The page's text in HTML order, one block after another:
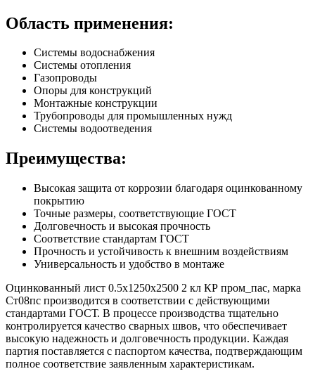
Область применения:
Системы водоснабжения
Системы отопления
Газопроводы
Опоры для конструкций
Монтажные конструкции
Трубопроводы для промышленных нужд
Системы водоотведения
Преимущества:
Высокая защита от коррозии благодаря оцинкованному
покрытию
Точные размеры, соответствующие ГОСТ
Долговечность и высокая прочность
Соответствие стандартам ГОСТ
Прочность и устойчивость к внешним воздействиям
Универсальность и удобство в монтаже
Оцинкованный лист 0.5х1250х2500 2 кл КР пром_пас, марка
Ст08пс производится в соответствии с действующими
стандартами ГОСТ. В процессе производства тщательно
контролируется качество сварных швов, что обеспечивает
высокую надежность и долговечность продукции. Каждая
партия поставляется с паспортом качества, подтверждающим
полное соответствие заявленным характеристикам.